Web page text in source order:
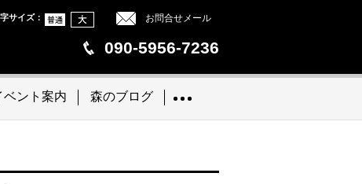
お問合せメール
サイズ：
090-5956-7236
ベント案内 森のブログ